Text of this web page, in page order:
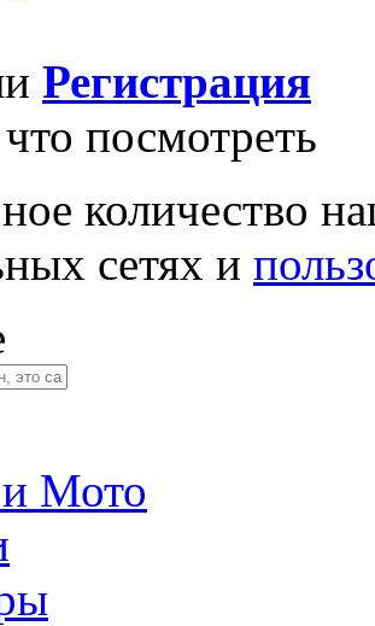
Регистрация
посмотреть
количество
сетях и
Мото